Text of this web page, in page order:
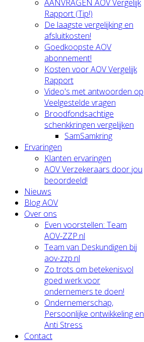
AANVRAGEN AOV Vergelijk
Rapport (Tip!)
De laagste vergelijking en
afsluitkosten!
Goedkoopste AOV
abonnement!
Kosten voor AOV Vergelijk
Rapport
Video's met antwoorden op
Veelgestelde vragen
Broodfondsachtige
schenkkringen vergelijken
SamSamkring
Ervaringen
Klanten ervaringen
AOV Verzekeraars door jou
beoordeeld!
Nieuws
Blog AOV
Over ons
Even voorstellen: Team
AOV-ZZP.nl
Team van Deskundigen bij
aov-zzp.nl
Zo trots om betekenisvol
goed werk voor
ondernemers te doen!
Ondernemerschap,
Persoonlijke ontwikkeling en
Anti Stress
Contact